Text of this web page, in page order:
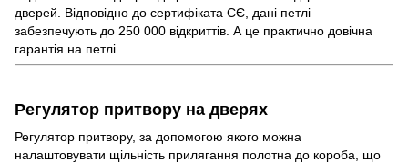
дверей. Відповідно до сертифіката СЄ, дані петлі
забезпечують до 250 000 відкриттів. А це практично довічна
гарантія на петлі.
Регулятор притвору на дверях
Регулятор притвору, за допомогою якого можна
налаштовувати щільність прилягання полотна до короба, що